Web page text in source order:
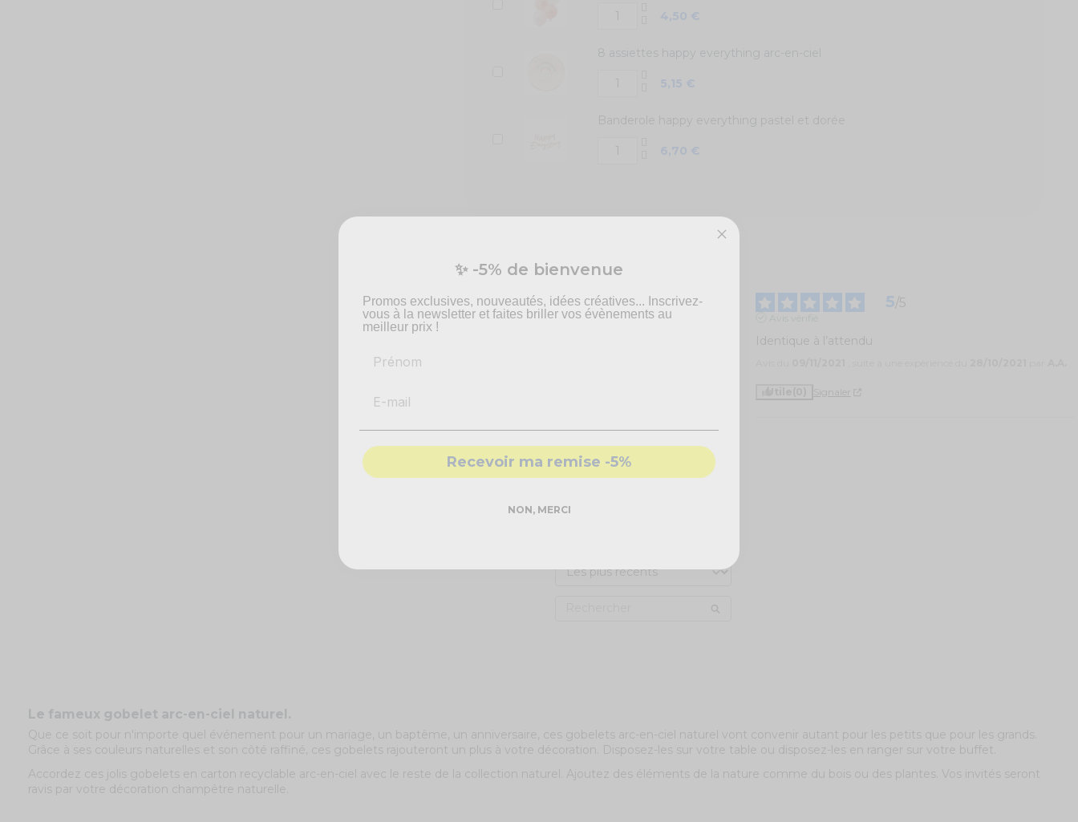
4,50 €
8 assiettes happy everything arc-en-ciel
5,15 €
Banderole happy everything pastel et dorée
6,70 €
Le fameux gobelet arc-en-ciel naturel.
Que ce soit pour n'importe quel événement pour un mariage, un baptême, un anniversaire, ces gobelets arc-en-ciel naturel vont convenir autant pour les petits que pour les grands.
Grâce à ses couleurs naturelles et son côté raffiné, ces gobelets rajouteront un plus à votre décoration. Disposez-les sur votre table ou disposez-les en ranger sur votre buffet.
Accordez ces jolis gobelets en carton recyclable arc-en-ciel avec le reste de la collection naturel. Ajoutez des éléments de la nature comme du bois ou des plantes. Vos invités seront
ravis par votre décoration champêtre naturelle.
5/5
4étoiles
3étoiles
1étoile
5/5
Avis vérifié
Identique à l’attendu
Signaler
✨ -5% de bienvenue
Promos exclusives, nouveautés, idées créatives... Inscrivez-
vous à la newsletter et faites briller vos évènements au
meilleur prix !
Recevoir ma remise -5%
NON, MERCI